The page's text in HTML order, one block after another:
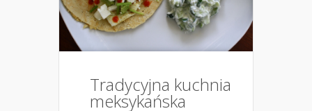
Tradycyjna kuchnia
meksykańska